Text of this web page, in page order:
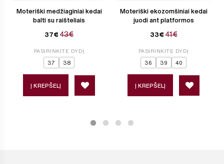
Moteriški medžiaginiai kedai
balti su raišteliais
37€ 43€
PASIRINKITE DYDĮ
37 38
Į KREPŠELĮ
Moteriški ekozomšiniai kedai
juodi ant platformos
33€ 41€
PASIRINKITE DYDĮ
36 39 40
Į KREPŠELĮ